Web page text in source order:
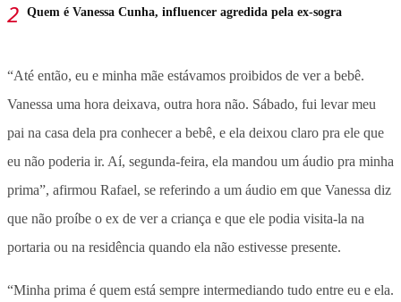
Quem é Vanessa Cunha, influencer agredida pela ex-sogra
“Até então, eu e minha mãe estávamos proibidos de ver a bebê.
Vanessa uma hora deixava, outra hora não. Sábado, fui levar meu
pai na casa dela pra conhecer a bebê, e ela deixou claro pra ele que
eu não poderia ir. Aí, segunda-feira, ela mandou um áudio pra minha
prima”, afirmou Rafael, se referindo a um áudio em que Vanessa diz
que não proíbe o ex de ver a criança e que ele podia visita-la na
portaria ou na residência quando ela não estivesse presente.
“Minha prima é quem está sempre intermediando tudo entre eu e ela.